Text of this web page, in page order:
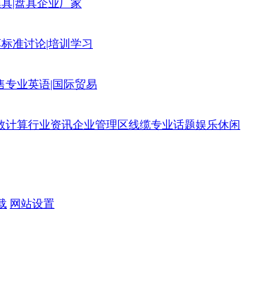
|盘具企业厂家
标准讨论|培训学习
专业英语|国际贸易
计算行业资讯企业管理区线缆专业话题娱乐休闲
网站设置